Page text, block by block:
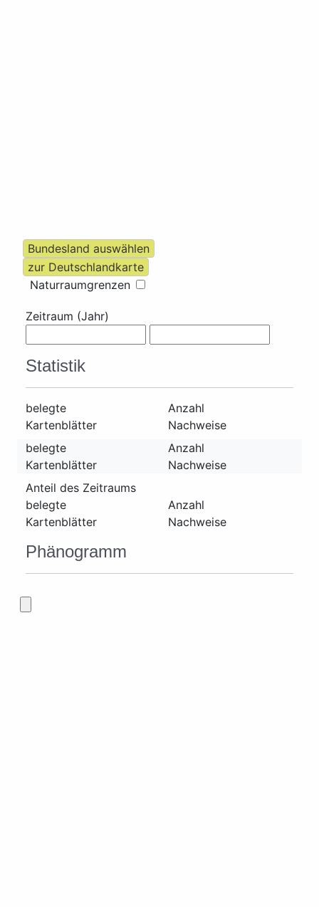
Naturraumgrenzen
Zeitraum (Jahr)
Statistik
belegte
Kartenblätter
Anzahl
Nachweise
belegte
Kartenblätter
Anzahl
Nachweise
Anteil des Zeitraums
belegte
Kartenblätter
Anzahl
Nachweise
Phänogramm